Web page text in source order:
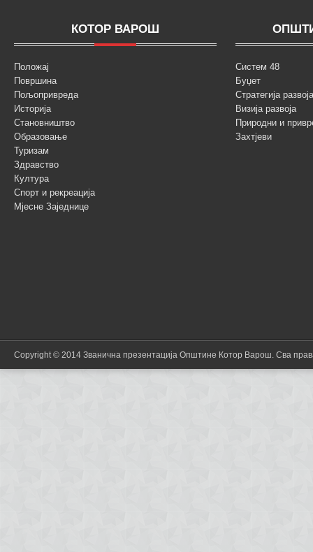
КОТОР ВАРОШ
Положај
Површина
Пољопривреда
Историја
Становништво
Образовање
Туризам
Здравство
Култура
Спорт и рекреација
Мјесне Заједнице
Систем 48
Буџет
Стратегија
Визија развоја
Природни и
Захтјеви
Copyright © 2014 Званична презентација Општине Котор Варош. Сва